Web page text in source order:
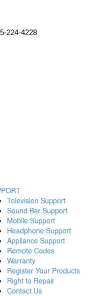
224-4228
Television Support
Sound Bar Support
Mobile Support
Headphone Support
Appliance Support
Remote Codes
Warranty
Register Your Products
Right to Repair
Contact Us